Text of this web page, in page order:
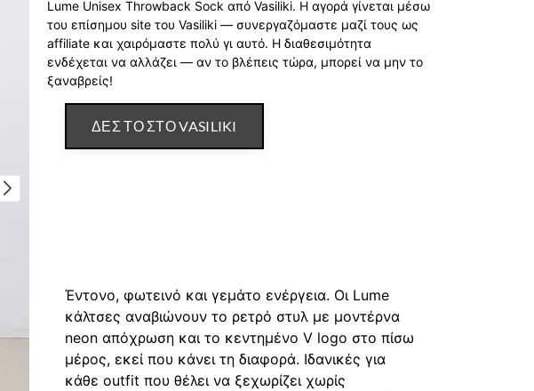
Lume Unisex Throwback Sock από Vasiliki. Η αγορά γίνεται μέσω
του επίσημου site του Vasiliki — συνεργαζόμαστε μαζί τους ως
affiliate και χαιρόμαστε πολύ γι αυτό. Η διαθεσιμότητα
ενδέχεται να αλλάζει — αν το βλέπεις τώρα, μπορεί να μην το
ξαναβρείς!
ΔΕΣ ΤΟ ΣΤΟ VASILIKI
Έντονο, φωτεινό και γεμάτο ενέργεια. Οι Lume
κάλτσες αναβιώνουν το ρετρό στυλ με μοντέρνα
neon απόχρωση και το κεντημένο V logo στο πίσω
μέρος, εκεί που κάνει τη διαφορά. Ιδανικές για
κάθε outfit που θέλει να ξεχωρίζει χωρίς